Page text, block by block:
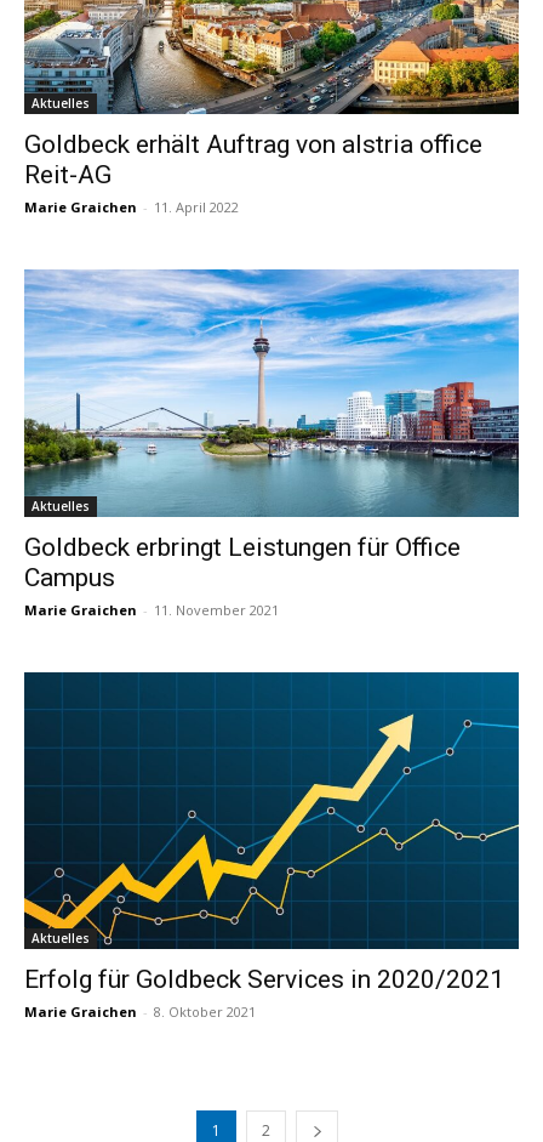
Aktuelles
Goldbeck erhält Auftrag von alstria office
Reit-AG
Marie Graichen - 11. April 2022
Aktuelles
Goldbeck erbringt Leistungen für Office
Campus
Marie Graichen - 11. November 2021
Aktuelles
Erfolg für Goldbeck Services in 2020/2021
Marie Graichen - 8. Oktober 2021
1 2